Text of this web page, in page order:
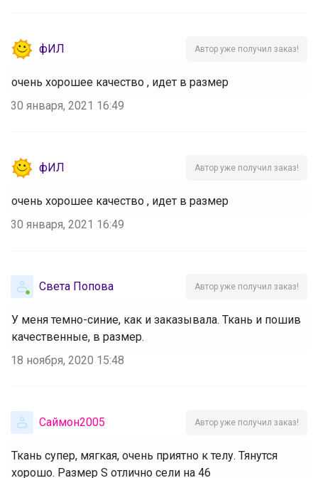
фИЛ Автор уже получил заказ!
очень хорошее качество , идет в размер
30 января, 2021 16:49
фИЛ Автор уже получил заказ!
очень хорошее качество , идет в размер
30 января, 2021 16:49
Света Попова Автор уже получил заказ!
У меня темно-синие, как и заказывала. Ткань и пошив
качественные, в размер.
18 ноября, 2020 15:48
Саймон2005 Автор уже получил заказ!
Ткань супер, мягкая, очень приятно к телу. Тянутся
хорошо. Размер S отлично сели на 46